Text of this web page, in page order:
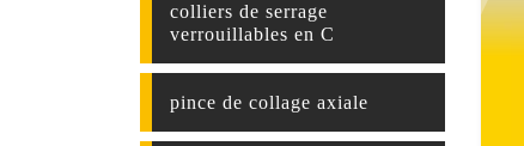
colliers de serrage
verrouillables en C
pince de collage axiale